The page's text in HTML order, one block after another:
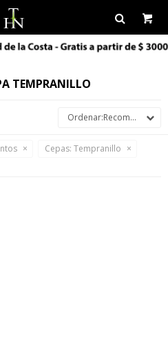
TEMPRANILLO
Recomendados
Cepas: Tempranillo